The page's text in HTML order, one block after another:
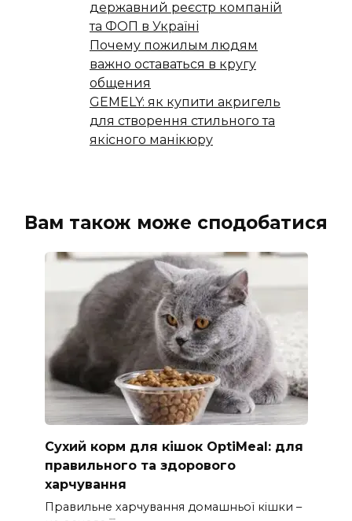
державний реєстр компаній
та ФОП в Україні
Почему пожилым людям
важно оставаться в кругу
общения
GEMELY: як купити акригель
для створення стильного та
якісного манікюру
Вам також може сподобатися
Сухий корм для кішок OptiMeal: для
правильного та здорового
харчування
Правильне харчування домашньої кішки –